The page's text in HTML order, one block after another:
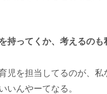
持ってくか、考えるのも
児を担当してるのが、
いんやーてなる。